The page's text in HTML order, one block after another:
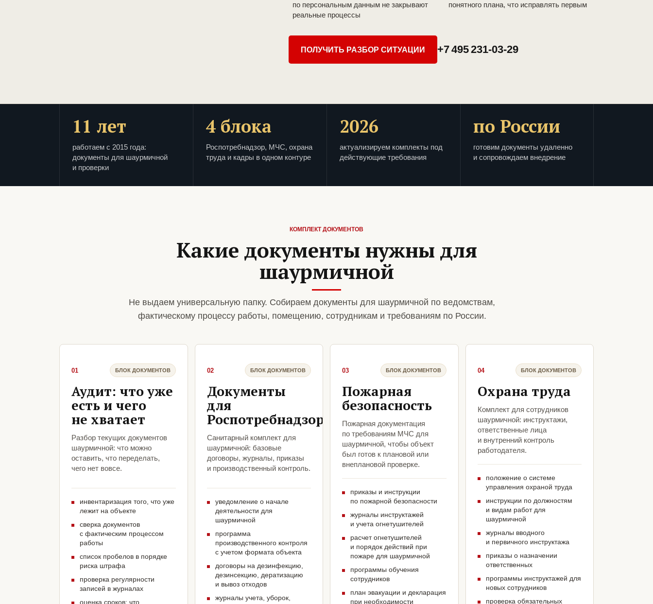
по персональным данным не закрывают
реальные процессы
понятного плана, что исправлять первым
ПОЛУЧИТЬ РАЗБОР СИТУАЦИИ +7 495 231-03-29
11 лет
работаем с 2015 года:
документы для шаурмичной
и проверки
4 блока
Роспотребнадзор, МЧС, охрана
труда и кадры в одном контуре
2026
актуализируем комплекты под
действующие требования
по России
готовим документы удаленно
и сопровождаем внедрение
КОМПЛЕКТ ДОКУМЕНТОВ
Какие документы нужны для
шаурмичной
Не выдаем универсальную папку. Собираем документы для шаурмичной по ведомствам,
фактическому процессу работы, помещению, сотрудникам и требованиям по России.
01 БЛОК ДОКУМЕНТОВ
Аудит: что уже
есть и чего
не хватает
Разбор текущих документов
шаурмичной: что можно
оставить, что переделать,
чего нет вовсе.
инвентаризация того, что уже
лежит на объекте
сверка документов
с фактическим процессом
работы
список пробелов в порядке
риска штрафа
проверка регулярности
записей в журналах
оценка сроков: что
02 БЛОК ДОКУМЕНТОВ
Документы
для
Роспотребнадзора
Санитарный комплект для
шаурмичной: базовые
договоры, журналы, приказы
и производственный контроль.
уведомление о начале
деятельности для
шаурмичной
программа
производственного контроля
с учетом формата объекта
договоры на дезинфекцию,
дезинсекцию, дератизацию
и вывоз отходов
журналы учета, уборок,
03 БЛОК ДОКУМЕНТОВ
Пожарная
безопасность
Пожарная документация
по требованиям МЧС для
шаурмичной, чтобы объект
был готов к плановой или
внеплановой проверке.
приказы и инструкции
по пожарной безопасности
журналы инструктажей
и учета огнетушителей
расчет огнетушителей
и порядок действий при
пожаре для шаурмичной
программы обучения
сотрудников
план эвакуации и декларация
при необходимости
04 БЛОК ДОКУМЕНТОВ
Охрана труда
Комплект для сотрудников
шаурмичной: инструктажи,
ответственные лица
и внутренний контроль
работодателя.
положение о системе
управления охраной труда
инструкции по должностям
и видам работ для
шаурмичной
журналы вводного
и первичного инструктажа
приказы о назначении
ответственных
программы инструктажей для
новых сотрудников
проверка обязательных